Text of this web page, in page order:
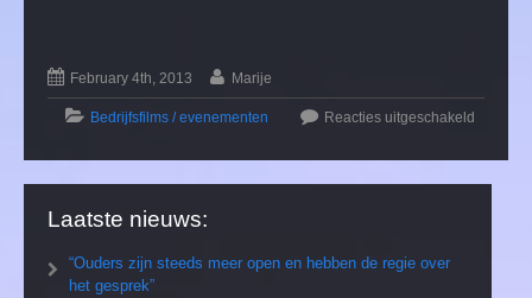
February 4th, 2013 Marije
Bedrijfsfilms / evenementen Reacties uitgeschakeld
Laatste nieuws:
“Ouders zijn steeds meer open en hebben de regie over
het gesprek”